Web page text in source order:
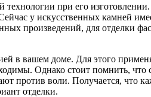
технологии при его
у искусственных камней
произведений, для отделки
в вашем доме. Для этого
Однако стоит помнить,
воли. Получается, что
отделки.